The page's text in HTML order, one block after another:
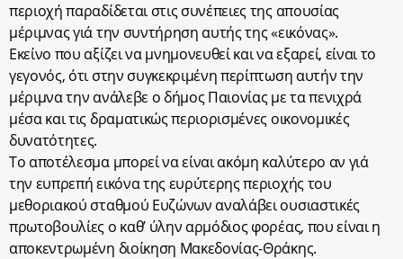
περιοχή παραδίδεται στις συνέπειες της απουσίας
μέριμνας γιά την συντήρηση αυτής της «εικόνας».
Εκείνο που αξίζει να μνημονευθεί και να εξαρεί, είναι το
γεγονός, ότι στην συγκεκριμένη περίπτωση αυτήν την
μέριμνα την ανάλεβε ο δήμος Παιονίας με τα πενιχρά
μέσα και τις δραματικώς περιορισμένες οικονομικές
δυνατότητες.
Το αποτέλεσμα μπορεί να είναι ακόμη καλύτερο αν γιά
την ευπρεπή εικόνα της ευρύτερης περιοχής του
μεθοριακού σταθμού Ευζώνων αναλάβει ουσιαστικές
πρωτοβουλίες ο καθ’ ύλην αρμόδιος φορέας, που είναι η
αποκεντρωμένη διοίκηση Μακεδονίας-Θράκης.